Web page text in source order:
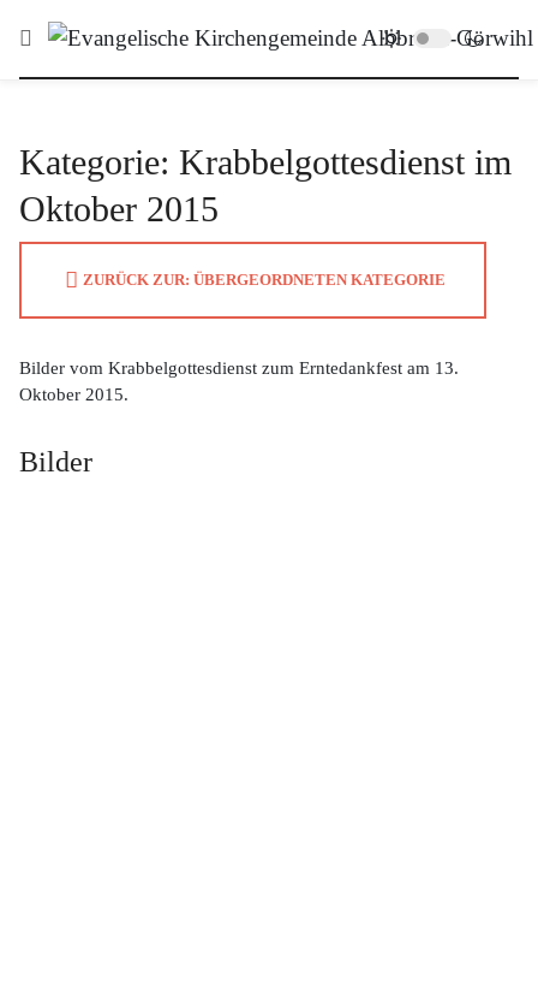
Kategorie: Krabbelgottesdienst im
Oktober 2015
ZURÜCK ZUR: ÜBERGEORDNETEN KATEGORIE
Bilder vom Krabbelgottesdienst zum Erntedankfest am 13.
Oktober 2015.
Bilder